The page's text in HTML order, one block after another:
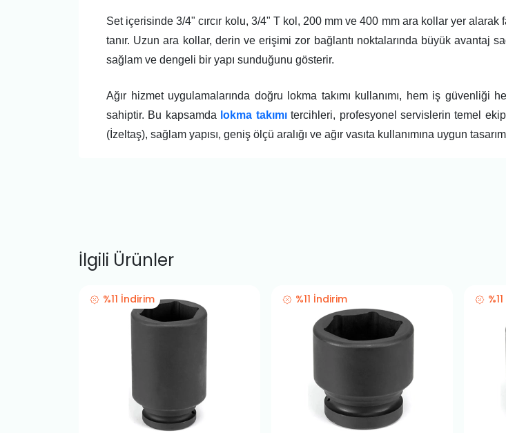
Set içerisinde 3/4" cırcır kolu, 3/4" T kol, 200 mm ve 400 mm ara kollar yer
tanır. Uzun ara kollar, derin ve erişimi zor bağlantı noktalarında büyük avantaj
sağlam ve dengeli bir yapı sunduğunu gösterir.
Ağır hizmet uygulamalarında doğru lokma takımı kullanımı, hem iş güvenliği
sahiptir. Bu kapsamda lokma takımıtercihleri, profesyonel servislerin temel
(İzeltaş), sağlam yapısı, geniş ölçü aralığı ve ağır vasıta kullanımına uygun
İlgili Ürünler
%11 İndirim %11 İndirim